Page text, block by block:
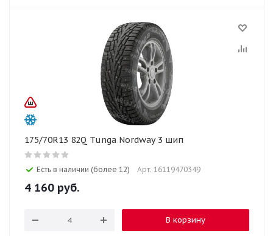
175/70R13 82Q Tunga Nordway 3 шип
Есть в наличии (более 12) Арт: 16119470349
4 160 руб.
В корзину